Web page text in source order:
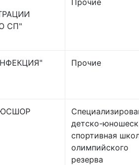
СП"
Прочие
Прочие
детско-
спортивная
олимпийского
резерва